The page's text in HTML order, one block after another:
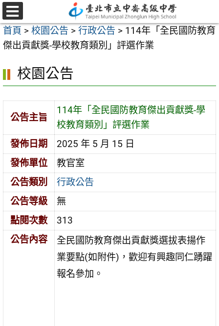
跳
至
主
要
容
選
單
首頁 > 校園公告 > 行政公告 > 114年「全民國防教育
傑出貢獻獎-學校教育類別」評選作業
校園公告
公告主旨
114年「全民國防教育傑出貢獻獎-學
校教育類別」評選作業
發佈日期
2025 年 5 月 15 日
發佈單位
教官室
公告類別
行政公告
公告等級
無
點閱次數
313
公告內容
全民國防教育傑出貢獻獎選拔表揚作
業要點(如附件)，歡迎有興趣同仁踴躍
報名參加。